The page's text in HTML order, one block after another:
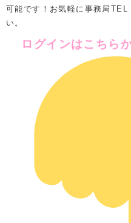
可能です！お気軽に事務局
い。
ログインはこちら